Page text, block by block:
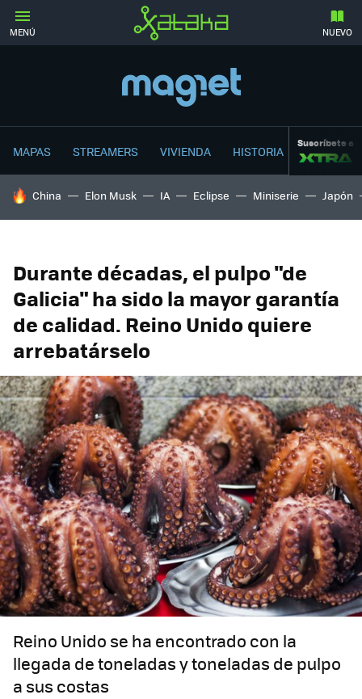
MENÚ NUEVO
MAPAS STREAMERS VIVIENDA HISTORIA Suscríbete a
HOY SE HABLA DE
China Elon Musk IA Eclipse Miniserie Japón
Durante décadas, el pulpo "de
Galicia" ha sido la mayor garantía
de calidad. Reino Unido quiere
arrebatárselo
Reino Unido se ha encontrado con la
llegada de toneladas y toneladas de pulpo
a sus costas